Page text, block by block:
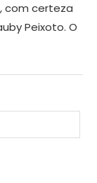
com certeza
Peixoto. O